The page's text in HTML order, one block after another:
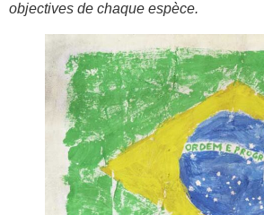
objectives de chaque espèce.